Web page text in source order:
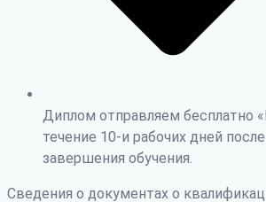
Диплом отправляем бесплатно
течение 10-и рабочих дней
завершения обучения.
Сведения о документах о